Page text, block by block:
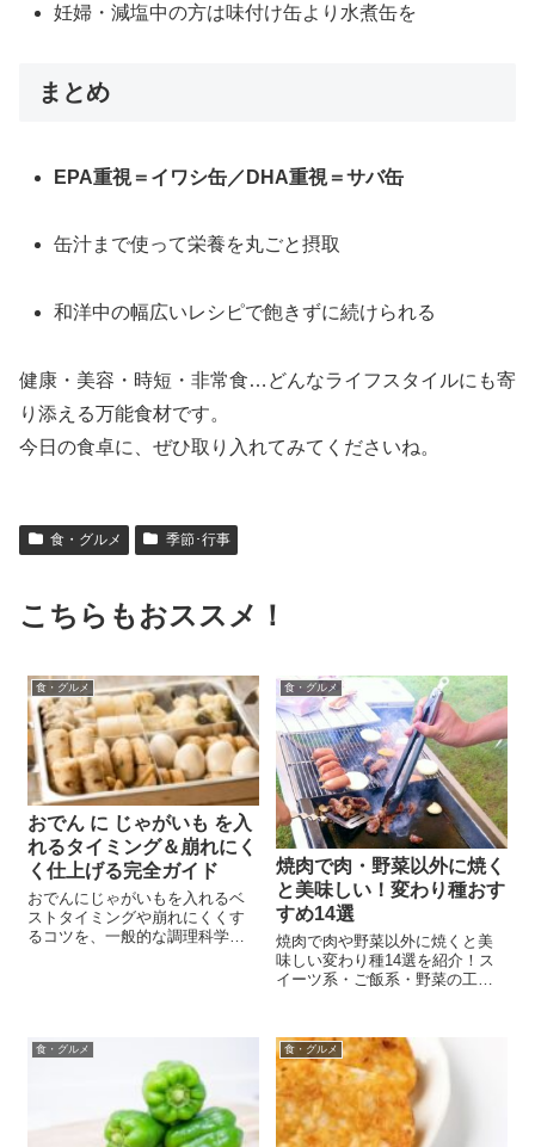
妊婦・減塩中の方は味付け缶より水煮缶を
まとめ
EPA重視＝イワシ缶／DHA重視＝サバ缶
缶汁まで使って栄養を丸ごと摂取
和洋中の幅広いレシピで飽きずに続けられる
健康・美容・時短・非常食…どんなライフスタイルにも寄
り添える万能食材です。
今日の食卓に、ぜひ取り入れてみてくださいね。
食・グルメ 季節･行事
こちらもおススメ！
食・グルメ
おでん に じゃがいも を入
れるタイミング＆崩れにく
く仕上げる完全ガイド
おでんにじゃがいもを入れるベ
ストタイミングや崩れにくくす
るコツを、一般的な調理科学と
食・グルメ
焼肉で肉・野菜以外に焼く
と美味しい！変わり種おす
すめ14選
焼肉で肉や野菜以外に焼くと美
味しい変わり種14選を紹介！ス
イーツ系・ご飯系・野菜の工夫
食・グルメ 食・グルメ